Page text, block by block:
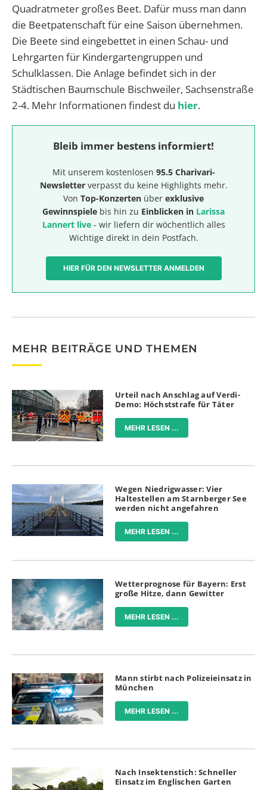
Quadratmeter großes Beet. Dafür muss man dann
die Beetpatenschaft für eine Saison übernehmen.
Die Beete sind eingebettet in einen Schau- und
Lehrgarten für Kindergartengruppen und
Schulklassen. Die Anlage befindet sich in der
Städtischen Baumschule Bischweiler, Sachsenstraße
2-4. Mehr Informationen findest du hier.
Bleib immer bestens informiert!
Mit unserem kostenlosen 95.5 Charivari-
Newsletterverpasst du keine Highlights mehr.
Von Top-Konzerten über exklusive
Gewinnspiele bis hin zu Einblicken in Larissa
Lannert live- wir liefern dir wöchentlich alles
Wichtige direkt in dein Postfach.
HIER FÜR DEN NEWSLETTER ANMELDEN
MEHR BEITRÄGE UND THEMEN
Urteil nach Anschlag auf Verdi-
Demo: Höchststrafe für Täter
MEHR LESEN ...
Wegen Niedrigwasser: Vier
Haltestellen am Starnberger See
werden nicht angefahren
MEHR LESEN ...
Wetterprognose für Bayern: Erst
große Hitze, dann Gewitter
MEHR LESEN ...
Mann stirbt nach Polizeieinsatz in
München
MEHR LESEN ...
Nach Insektenstich: Schneller
Einsatz im Englischen Garten